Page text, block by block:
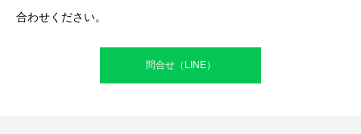
合わせください。
問合せ（LINE）